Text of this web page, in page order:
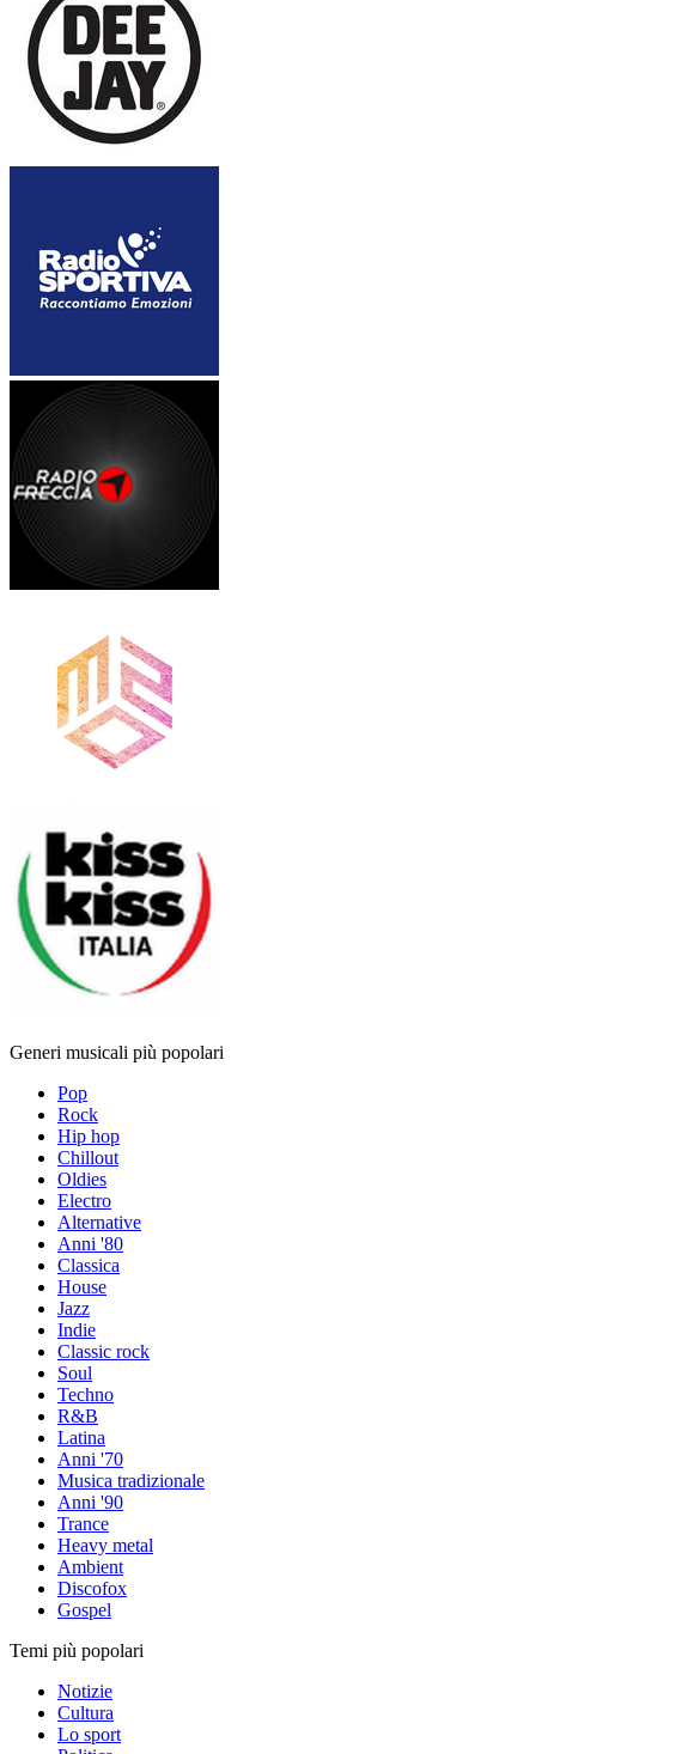
Generi musicali più popolari
Pop
Rock
Hip hop
Chillout
Oldies
Electro
Alternative
Anni '80
Classica
House
Jazz
Indie
Classic rock
Soul
Techno
R&B
Latina
Anni '70
Musica tradizionale
Anni '90
Trance
Heavy metal
Ambient
Discofox
Gospel
Temi più popolari
Notizie
Cultura
Lo sport